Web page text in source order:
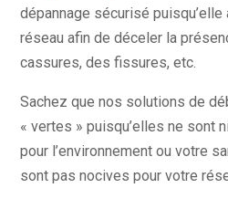
dépannage sécurisé puisqu’elle
réseau afin de déceler la
cassures, des fissures, etc.
Sachez que nos solutions de
« vertes » puisqu’elles ne sont
pour l’environnement ou votre
sont pas nocives pour votre